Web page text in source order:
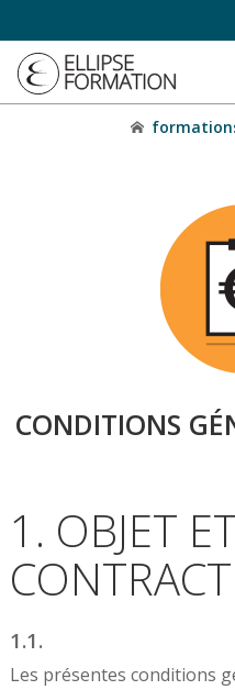
CONDITIONS
1. OBJET
1.1.
Les présentes conditions